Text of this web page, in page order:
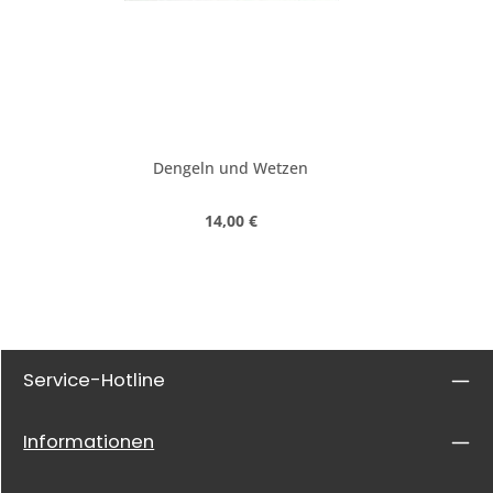
Dengeln und Wetzen
Regulärer Preis:
14,00 €
Service-Hotline
Informationen